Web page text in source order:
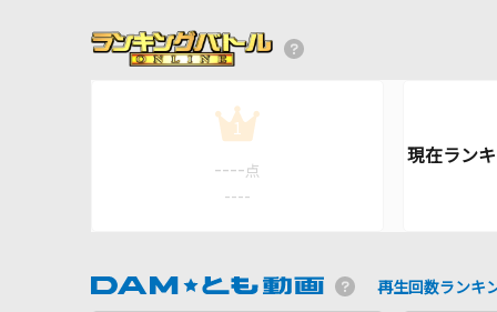
1
---- 点
----
再生回数ランキ